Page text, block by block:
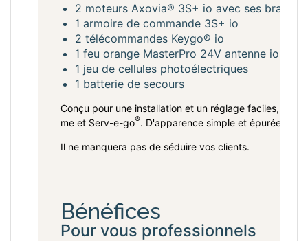
2 moteurs Axovia® 3S+ io avec ses bras
1 armoire de commande 3S+ io
2 télécommandes Keygo® io
1 feu orange MasterPro 24V antenne io
1 jeu de cellules photoélectriques
1 batterie de secours
Conçu pour une installation et un réglage faciles, le
me et Serv-e-go®. D'apparence simple et épurée,
Il ne manquera pas de séduire vos clients.
Bénéfices
Pour vous professionnels